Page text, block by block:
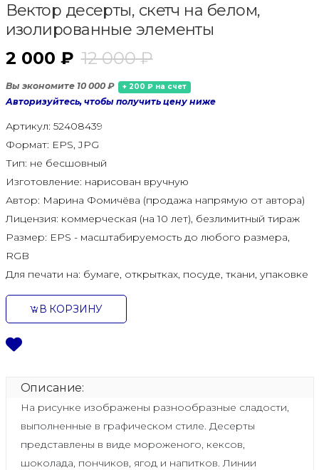
Вектор десерты, скетч на белом,
изолированные элементы
2 000 ₽ 12 000 ₽
Вы экономите 10 000 ₽ + 200 ₽ на счет
Авторизуйтесь, чтобы получить цену ниже
Артикул: 52408439
Формат: EPS, JPG
Тип: не бесшовный
Изготовление: нарисован вручную
Автор: Марина Фомичёва (продажа напрямую от автора)
Лицензия: коммерческая (на 10 лет), безлимитный тираж
Размер: EPS - масштабируемость до любого размера,
RGB
Для печати на: бумаге, открытках, посуде, ткани, упаковке
В КОРЗИНУ
Описание:
На рисунке изображены разнообразные сладости,
выполненные в графическом стиле. Десерты
представлены в виде мороженого, кексов,
шоколада, пончиков, ягод и напитков. Линии